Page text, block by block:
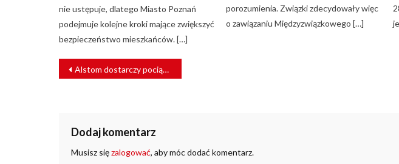
nie ustępuje, dlatego Miasto Poznań
podejmuje kolejne kroki mające zwiększyć
bezpieczeństwo mieszkańców. […]
porozumienia. Związki zdecydowały więc
o zawiązaniu Międzyzwiązkowego […]
NAWIGACJA
WPISU
Alstom dostarczy pociągi dla katalońskiego operatora FGC
Dodaj komentarz
Musisz sięzalogować, aby móc dodać komentarz.